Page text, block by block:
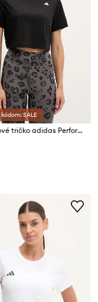
SALE
Tréningové tričko adidas Performance WORKOUT ESSENTIALS